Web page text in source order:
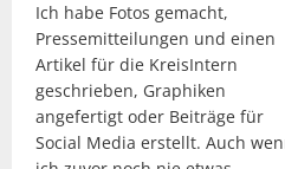
Ich habe Fotos gemacht,
Pressemitteilungen und einen
Artikel für die KreisIntern
geschrieben, Graphiken
angefertigt oder Beiträge für
Social Media erstellt. Auch